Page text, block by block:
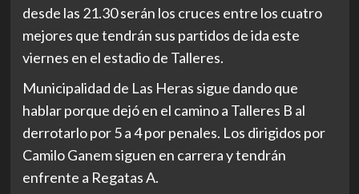
desde las 21.30 serán los cruces entre los cuatro
mejores que tendrán sus partidos de ida este
viernes en el estadio de Talleres.
Municipalidad de Las Heras sigue dando que
hablar porque dejó en el camino a Talleres B al
derrotarlo por 5 a 4 por penales. Los dirigidos por
Camilo Ganem siguen en carrera y tendrán
enfrente a Regatas A.